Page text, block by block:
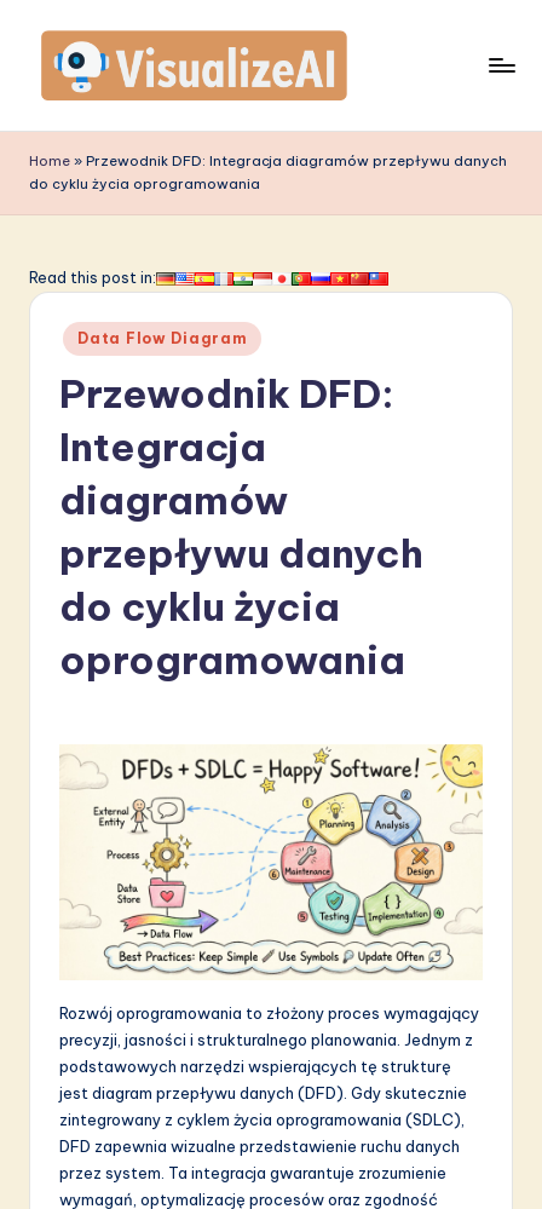
content
is
u
li
A
A
&
o
Home » Przewodnik DFD: Integracja diagramów przepływu danych
do cyklu życia oprogramowania
Read this post in:
Posted
in
Data Flow Diagram
Przewodnik DFD:
Integracja
diagramów
przepływu danych
do cyklu życia
oprogramowania
Rozwój oprogramowania to złożony proces wymagający
precyzji, jasności i strukturalnego planowania. Jednym z
podstawowych narzędzi wspierających tę strukturę
jest diagram przepływu danych (DFD). Gdy skutecznie
zintegrowany z cyklem życia oprogramowania (SDLC),
DFD zapewnia wizualne przedstawienie ruchu danych
przez system. Ta integracja gwarantuje zrozumienie
wymagań, optymalizację procesów oraz zgodność